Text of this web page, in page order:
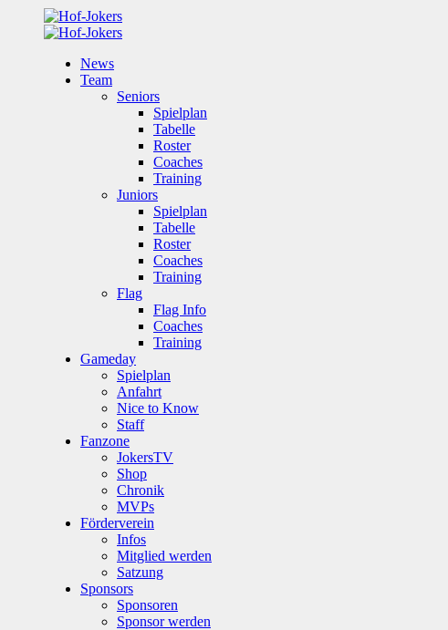
News
Team
Seniors
Spielplan
Tabelle
Roster
Coaches
Training
Juniors
Spielplan
Tabelle
Roster
Coaches
Training
Flag
Flag Info
Coaches
Training
Gameday
Spielplan
Anfahrt
Nice to Know
Staff
Fanzone
JokersTV
Shop
Chronik
MVPs
Förderverein
Infos
Mitglied werden
Satzung
Sponsors
Sponsoren
Sponsor werden